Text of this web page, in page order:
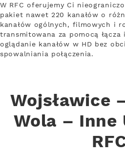
W RFC oferujemy Ci
pakiet nawet 220 kanałów o
kanałów ogólnych, filmowych i
transmitowana za pomocą
oglądanie kanałów w HD bez
spowalniania połączenia.
Wojsławice
Wola – Inne